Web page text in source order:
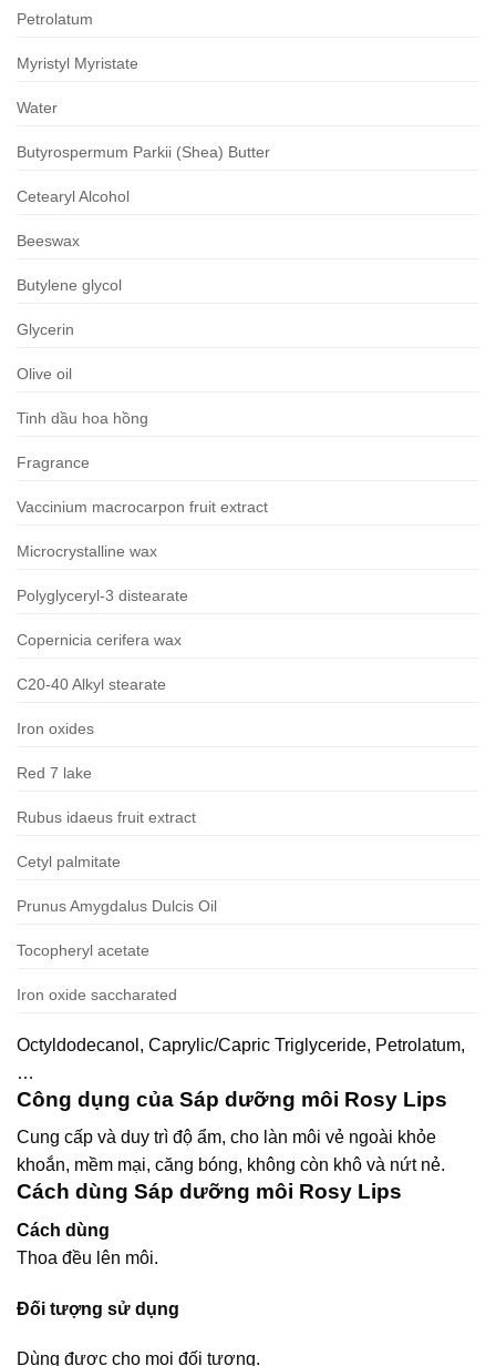
Petrolatum
Myristyl Myristate
Water
Butyrospermum Parkii (Shea) Butter
Cetearyl Alcohol
Beeswax
Butylene glycol
Glycerin
Olive oil
Tinh dầu hoa hồng
Fragrance
Vaccinium macrocarpon fruit extract
Microcrystalline wax
Polyglyceryl-3 distearate
Copernicia cerifera wax
C20-40 Alkyl stearate
Iron oxides
Red 7 lake
Rubus idaeus fruit extract
Cetyl palmitate
Prunus Amygdalus Dulcis Oil
Tocopheryl acetate
Iron oxide saccharated
Octyldodecanol, Caprylic/Capric Triglyceride, Petrolatum,
…
Công dụng của Sáp dưỡng môi Rosy Lips
Cung cấp và duy trì độ ẩm, cho làn môi vẻ ngoài khỏe
khoắn, mềm mại, căng bóng, không còn khô và nứt nẻ.
Cách dùng Sáp dưỡng môi Rosy Lips
Cách dùng
Thoa đều lên môi.
Đối tượng sử dụng
Dùng được cho mọi đối tượng.